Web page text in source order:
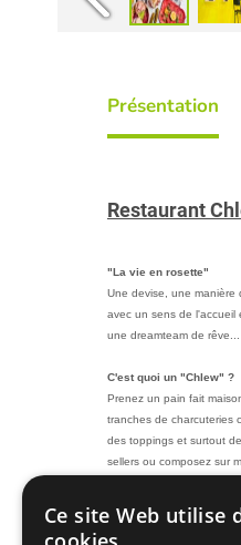
Présentation
Restaurant
"La vie en rosette"
Une devise, une manière
avec un sens de l'accueil
une dreamteam de
C'est quoi un "Chlew" ?
Prenez un pain fait
tranches de charcuteries
des toppings et surtout
sellers ou composez sur
Salade detox, pizza
Ce site Web utilise